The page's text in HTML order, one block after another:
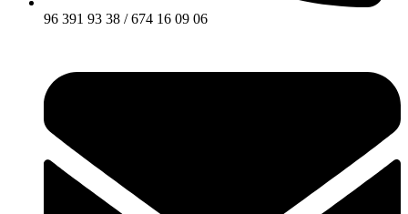
96 391 93 38 / 674 16 09 06